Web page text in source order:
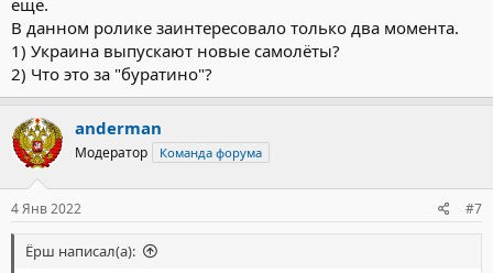
В данном ролике заинтересовало только два момента.
1) Украина выпускают новые самолёты?
2) Что это за "буратино"?
anderman
Модератор Команда форума
4 Янв 2022 #7
Ёрш написал(а):